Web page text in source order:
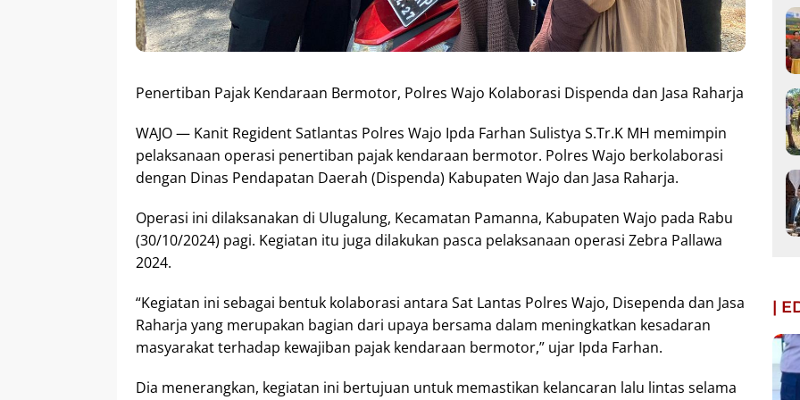
Penertiban Pajak Kendaraan Bermotor, Polres Wajo Kolaborasi Dispenda dan Jasa Raharja
WAJO — Kanit Regident Satlantas Polres Wajo Ipda Farhan Sulistya S.Tr.K MH memimpin
pelaksanaan operasi penertiban pajak kendaraan bermotor. Polres Wajo berkolaborasi
dengan Dinas Pendapatan Daerah (Dispenda) Kabupaten Wajo dan Jasa Raharja.
Operasi ini dilaksanakan di Ulugalung, Kecamatan Pamanna, Kabupaten Wajo pada Rabu
(30/10/2024) pagi. Kegiatan itu juga dilakukan pasca pelaksanaan operasi Zebra Pallawa
2024.
“Kegiatan ini sebagai bentuk kolaborasi antara Sat Lantas Polres Wajo, Disependa dan Jasa
Raharja yang merupakan bagian dari upaya bersama dalam meningkatkan kesadaran
masyarakat terhadap kewajiban pajak kendaraan bermotor,” ujar Ipda Farhan.
Dia menerangkan, kegiatan ini bertujuan untuk memastikan kelancaran lalu lintas selama
|